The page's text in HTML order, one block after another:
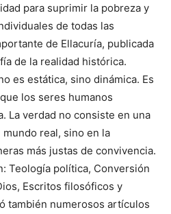
para suprimir la pobreza y
de todas las
de Ellacuría, publicada
de la realidad histórica.
es estática, sino dinámica. Es
los seres humanos
La verdad no consiste en una
real, sino en la
más justas de convivencia.
Teología política, Conversión
Escritos filosóficos y
también numerosos artículos